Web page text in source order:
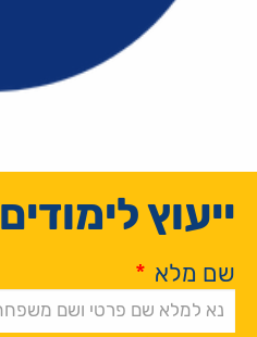
ייעוץ לימודים
שם מלא *